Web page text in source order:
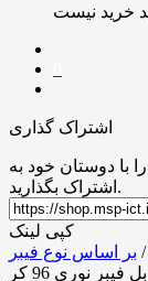
اشتراک گذاری
با دوستان خود به
اشتراک بگذارید.
کپی لینک
/ بر اساس نوع فیبر